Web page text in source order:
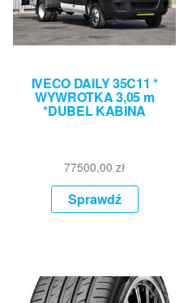
IVECO DAILY 35C11 *
WYWROTKA 3,05 m
*DUBEL KABINA
77500,00zł
Sprawdź